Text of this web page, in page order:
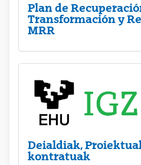
Plan de
Transformación y
MRR
Deialdiak,
kontratuak